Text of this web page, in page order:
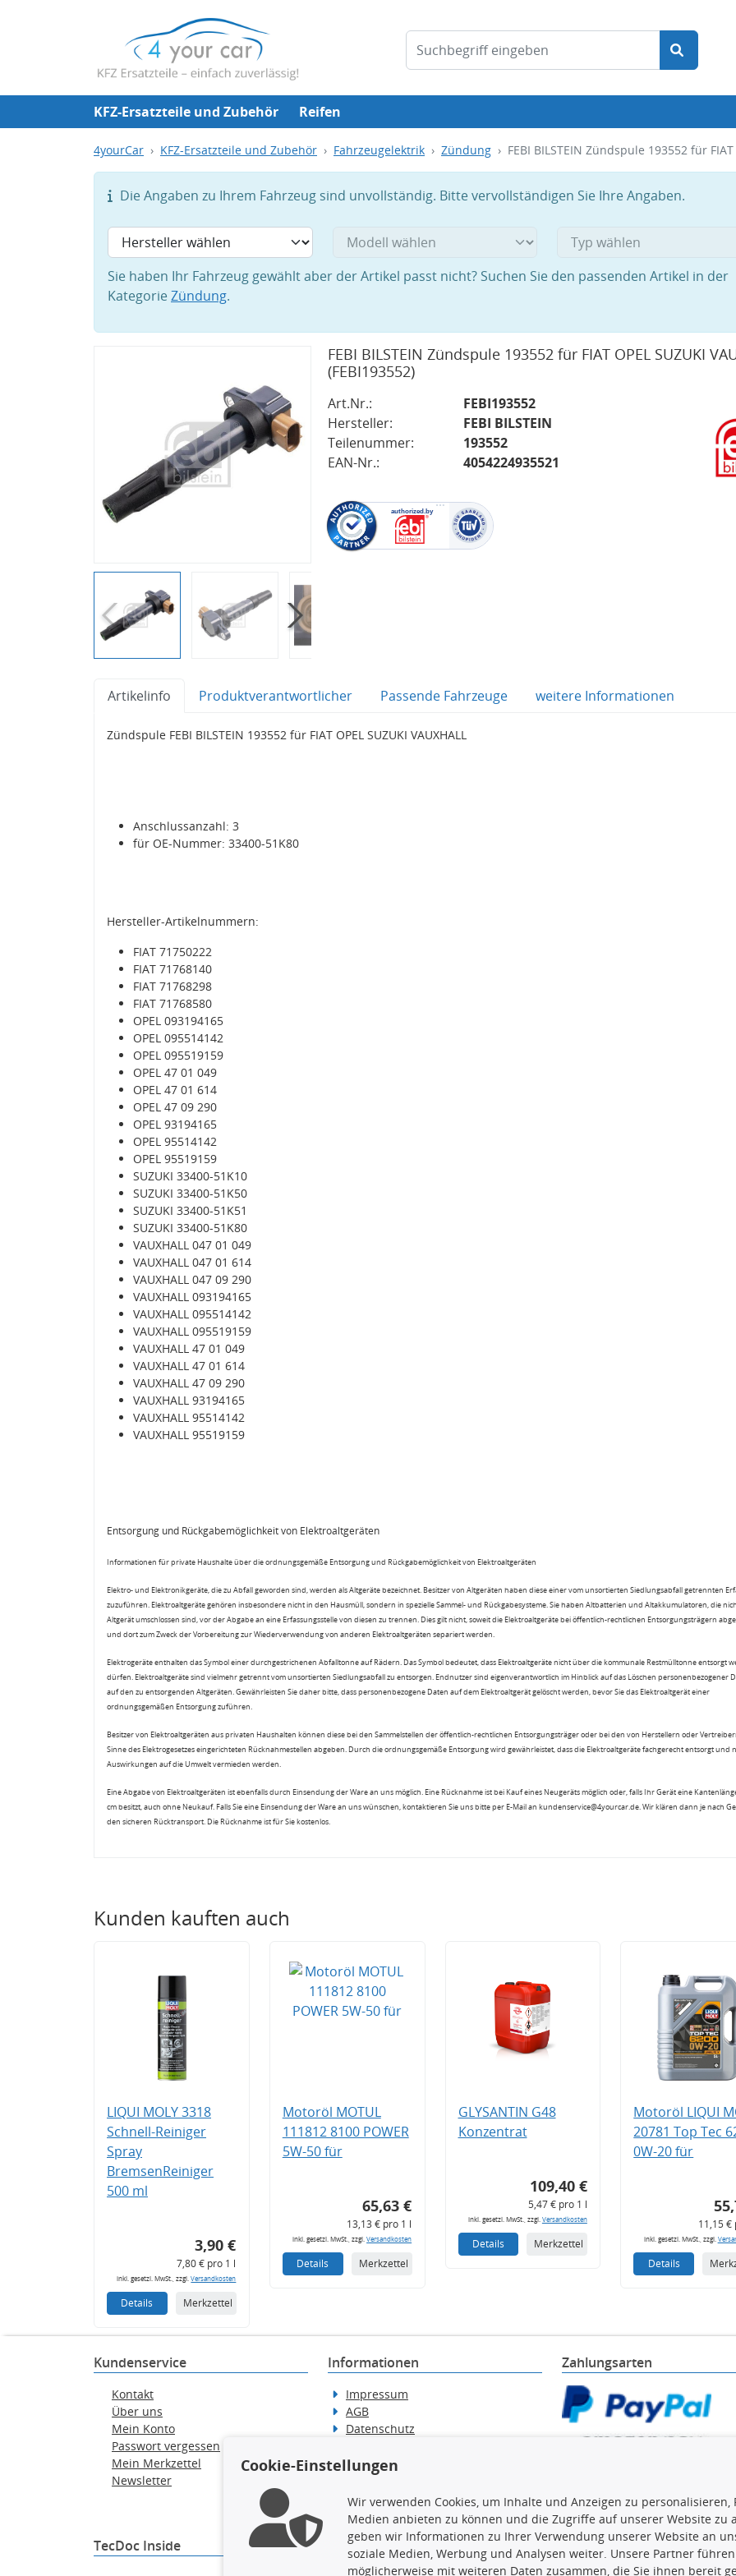
KFZ-Ersatzteile und Zubehör Reifen
4yourCar KFZ-Ersatzteile und Zubehör Fahrzeugelektrik Zündung FEBI BILSTEIN Zündspule 193552 für FIAT
Die Angaben zu Ihrem Fahrzeug sind unvollständig. Bitte vervollständigen Sie Ihre Angaben.
Sie haben Ihr Fahrzeug gewählt aber der Artikel passt nicht? Suchen Sie den passenden Artikel in der
KategorieZündung.
FEBI BILSTEIN Zündspule 193552 für FIAT OPEL SUZUKI
(FEBI193552)
Art.Nr.:
FEBI193552
Hersteller:
FEBI BILSTEIN
Teilenummer:
193552
EAN-Nr.:
4054224935521
Artikelinfo Produktverantwortlicher Passende Fahrzeuge weitere Informationen
Zündspule FEBI BILSTEIN 193552 für FIAT OPEL SUZUKI VAUXHALL
Anschlussanzahl: 3
für OE-Nummer: 33400-51K80
Hersteller-Artikelnummern:
FIAT 71750222
FIAT 71768140
FIAT 71768298
FIAT 71768580
OPEL 093194165
OPEL 095514142
OPEL 095519159
OPEL 47 01 049
OPEL 47 01 614
OPEL 47 09 290
OPEL 93194165
OPEL 95514142
OPEL 95519159
SUZUKI 33400-51K10
SUZUKI 33400-51K50
SUZUKI 33400-51K51
SUZUKI 33400-51K80
VAUXHALL 047 01 049
VAUXHALL 047 01 614
VAUXHALL 047 09 290
VAUXHALL 093194165
VAUXHALL 095514142
VAUXHALL 095519159
VAUXHALL 47 01 049
VAUXHALL 47 01 614
VAUXHALL 47 09 290
VAUXHALL 93194165
VAUXHALL 95514142
VAUXHALL 95519159
Entsorgung und Rückgabemöglichkeit von Elektroaltgeräten
Informationen für private Haushalte über die ordnungsgemäße Entsorgung und Rückgabemöglichkeit von Elektroaltgeräten
Elektro- und Elektronikgeräte, die zu Abfall geworden sind, werden als Altgeräte bezeichnet. Besitzer von Altgeräten haben diese einer vom unsortierten Siedlungsabfall getrennten
zuzuführen. Elektroaltgeräte gehören insbesondere nicht in den Hausmüll, sondern in spezielle Sammel- und Rückgabesysteme. Sie haben Altbatterien und Altakkumulatoren, die
Altgerät umschlossen sind, vor der Abgabe an eine Erfassungsstelle von diesen zu trennen. Dies gilt nicht, soweit die Elektroaltgeräte bei öffentlich-rechtlichen Entsorgungsträgern
und dort zum Zweck der Vorbereitung zur Wiederverwendung von anderen Elektroaltgeräten separiert werden.
Elektrogeräte enthalten das Symbol einer durchgestrichenen Abfalltonne auf Rädern. Das Symbol bedeutet, dass Elektroaltgeräte nicht über die kommunale Restmülltonne entsorgt
dürfen. Elektroaltgeräte sind vielmehr getrennt vom unsortierten Siedlungsabfall zu entsorgen. Endnutzer sind eigenverantwortlich im Hinblick auf das Löschen personenbezogener
auf den zu entsorgenden Altgeräten. Gewährleisten Sie daher bitte, dass personenbezogene Daten auf dem Elektroaltgerät gelöscht werden, bevor Sie das Elektroaltgerät einer
ordnungsgemäßen Entsorgung zuführen.
Besitzer von Elektroaltgeräten aus privaten Haushalten können diese bei den Sammelstellen der öffentlich-rechtlichen Entsorgungsträger oder bei den von Herstellern oder
Sinne des Elektrogesetzes eingerichteten Rücknahmestellen abgeben. Durch die ordnungsgemäße Entsorgung wird gewährleistet, dass die Elektroaltgeräte fachgerecht entsorgt und
Auswirkungen auf die Umwelt vermieden werden.
Eine Abgabe von Elektroaltgeräten ist ebenfalls durch Einsendung der Ware an uns möglich. Eine Rücknahme ist bei Kauf eines Neugeräts möglich oder, falls Ihr Gerät eine
cm besitzt, auch ohne Neukauf. Falls Sie eine Einsendung der Ware an uns wünschen, kontaktieren Sie uns bitte per E-Mail an kundenservice@4yourcar.de. Wir klären dann je nach
den sicheren Rücktransport. Die Rücknahme ist für Sie kostenlos.
Kunden kauften auch
LIQUI MOLY 3318
Schnell-Reiniger
Spray
BremsenReiniger
500 ml
3,90 €
7,80 € pro 1 l
inkl. gesetzl. MwSt., zzgl.Versandkosten
Details Merkzettel
Motoröl MOTUL
111812 8100 POWER
5W-50 für
65,63 €
13,13 € pro 1 l
inkl. gesetzl. MwSt., zzgl.Versandkosten
Details Merkzettel
GLYSANTIN G48
Konzentrat
109,40 €
5,47 € pro 1 l
inkl. gesetzl. MwSt., zzgl. Versandkosten
Details Merkzettel
Motoröl LIQUI
20781 Top Tec
0W-20 für
11,15 €
inkl. gesetzl. MwSt., zzgl.
Details
Kundenservice
Kontakt
Über uns
Mein Konto
Passwort vergessen
Mein Merkzettel
Newsletter
Informationen
Impressum
AGB
Datenschutz
Hilfe / Alt-Öl / Batterien
Widerrufsbelehrung
Vertrag widerrufen
Zahlungsarten
TecDoc Inside
Cookie-Einstellungen
Wir verwenden Cookies, um Inhalte und Anzeigen zu
Medien anbieten zu können und die Zugriffe auf unserer Website zu
geben wir Informationen zu Ihrer Verwendung unserer Website an
soziale Medien, Werbung und Analysen weiter. Unsere Partner
möglicherweise mit weiteren Daten zusammen, die Sie ihnen bereit